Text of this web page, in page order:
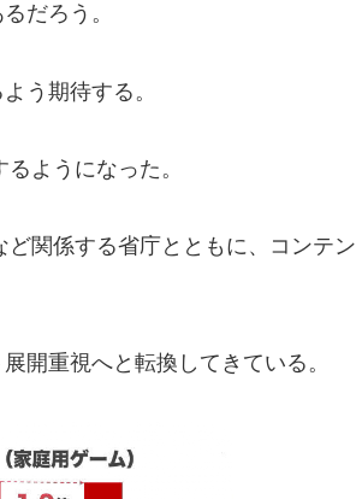
だろう 。
よう 期待する。
る よう になった。
ど関係する省庁とと もに、コンテン
展開重視へと転換してきている。